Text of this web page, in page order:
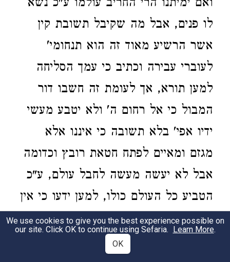
ואם ימיתנו הרי החריב עולמו ע"כ נשא
לו פנים, אבל מה שקיבל תשובת קין
אשר הרשיע מאוד זה הוא תנחומי'
לעוברי עבירה וכתיב כי עמך הסליחה
למען תורא, אך לעומת זה חשבו דור
המבול כי אל רחום ה' ולא יטבע מעשי
ידיו אפי' בלא תשובה כי איננו אלא
מגזם ומאיים לפתח חטאת רובץ וכדומה
אבל לא יעשה מעשה לחבל עולם, ע"כ
הטביע כל העולם כולו, למען ידעו כי אין
משוא פנים אפי' לכל העולם כולו ואין
דבר עומד בפני התשובה אפי' ליחיד.
We use cookies to give you the best experience possible on
our site. Click OK to continue using Sefaria. Learn More.
OK